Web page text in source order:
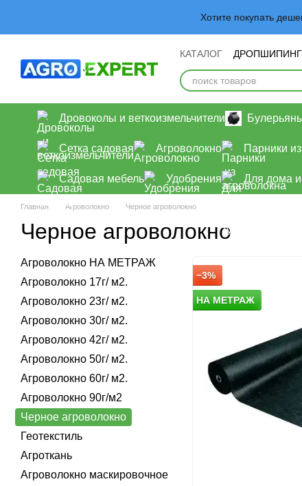
Хотите покупать
КАТАЛОГ ДРОПШИПИНГ
Обмен и возврат
Дровоколы и веткоизмельчители
Сетка садовая Агроволокно Парники
Садовая мебель Удобрения Для дома и
Главная Агроволокно Черное агроволокно
Черное агроволокно
−3%
НА МЕТРАЖ
Агроволокно НА МЕТРАЖ
Агроволокно 17г/ м2.
Агроволокно 23г/ м2.
Агроволокно 30г/ м2.
Агроволокно 42г/ м2.
Агроволокно 50г/ м2.
Агроволокно 60г/ м2.
Агроволокно 90г/м2
Черное агроволокно
Геотекстиль
Агроткань
Агроволокно маскировочное